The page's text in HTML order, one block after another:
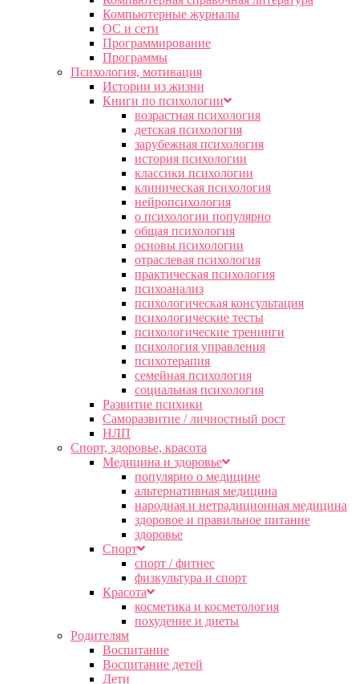
Компьютерные журналы
ОС и сети
Программирование
Программы
Психология, мотивация
Истории из жизни
Книги по психологии
возрастная психология
детская психология
зарубежная психология
история психологии
классики психологии
клиническая психология
нейропсихология
о психологии популярно
общая психология
основы психологии
отраслевая психология
практическая психология
психоанализ
психологическая консультация
психологические тесты
психологические тренинги
психология управления
психотерапия
семейная психология
социальная психология
Развитие психики
Саморазвитие / личностный рост
НЛП
Спорт, здоровье, красота
Медицина и здоровье
популярно о медицине
альтернативная медицина
народная и нетрадиционная медицина
здоровое и правильное питание
здоровье
Спорт
спорт / фитнес
физкультура и спорт
Красота
косметика и косметология
похудение и диеты
Родителям
Воспитание
Воспитание детей
Дети